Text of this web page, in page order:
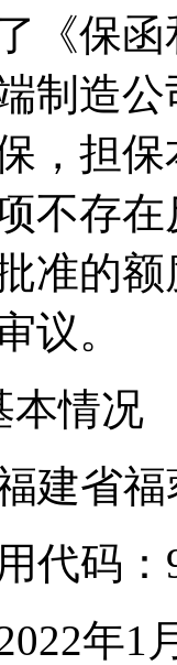
《保
制造
，担保
不存
准的
议。
本情况
建省
代码
年1